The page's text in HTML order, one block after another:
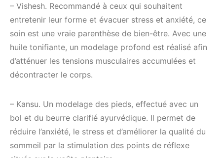
– Vishesh. Recommandé à ceux qui souhaitent
entretenir leur forme et évacuer stress et anxiété, ce
soin est une vraie parenthèse de bien-être. Avec une
huile tonifiante, un modelage profond est réalisé afin
d’atténuer les tensions musculaires accumulées et
décontracter le corps.
– Kansu. Un modelage des pieds, effectué avec un
bol et du beurre clarifié ayurvédique. Il permet de
réduire l’anxiété, le stress et d’améliorer la qualité du
sommeil par la stimulation des points de réflexe